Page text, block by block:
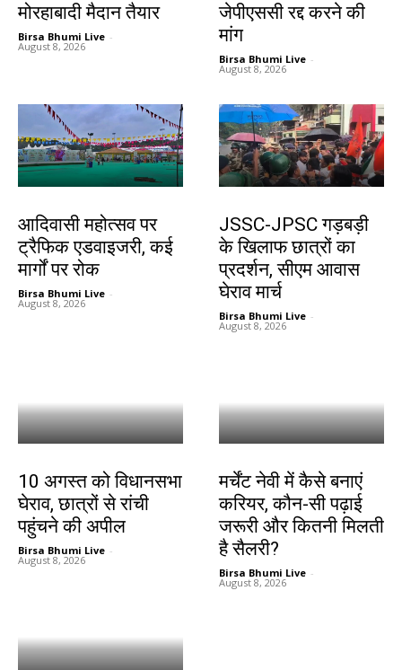
मोरहाबादी मैदान तैयार
Birsa Bhumi Live -
August 8, 2026
जेपीएससी रद्द करने की
मांग
Birsa Bhumi Live -
August 8, 2026
आदिवासी महोत्सव पर
ट्रैफिक एडवाइजरी, कई
मार्गों पर रोक
Birsa Bhumi Live -
August 8, 2026
JSSC-JPSC गड़बड़ी
के खिलाफ छात्रों का
प्रदर्शन, सीएम आवास
घेराव मार्च
Birsa Bhumi Live -
August 8, 2026
10 अगस्त को विधानसभा
घेराव, छात्रों से रांची
पहुंचने की अपील
Birsa Bhumi Live -
August 8, 2026
मर्चेंट नेवी में कैसे बनाएं
करियर, कौन-सी पढ़ाई
जरूरी और कितनी मिलती
है सैलरी?
Birsa Bhumi Live -
August 8, 2026